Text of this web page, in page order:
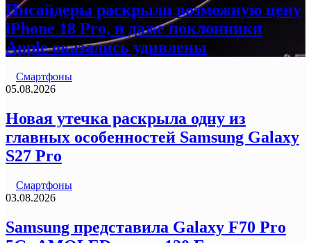
Инсайдеры раскрыли возможную цену
iPhone 18 Pro, и даже поклонники
Apple оказались удивлены
Смартфоны
05.08.2026
Новая утечка раскрыла одну из
главных особенностей Samsung Galaxy
S27 Pro
Смартфоны
03.08.2026
Samsung представила Galaxy F70 Pro